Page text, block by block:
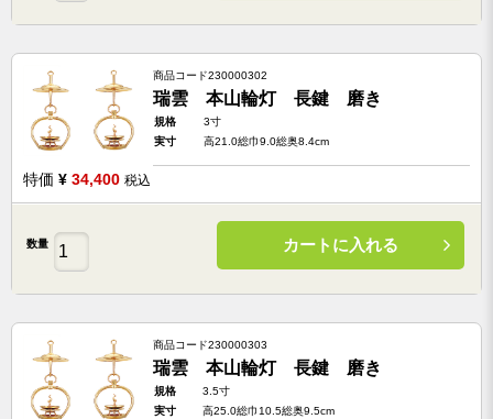
商品コード230000302
瑞雲 本山輪灯 長鍵 磨き
規格
3寸
実寸
高21.0総巾9.0総奥8.4cm
特価 ¥ 34,400 税込
数量 カートに入れる
商品コード230000303
瑞雲 本山輪灯 長鍵 磨き
規格
3.5寸
実寸
高25.0総巾10.5総奥9.5cm